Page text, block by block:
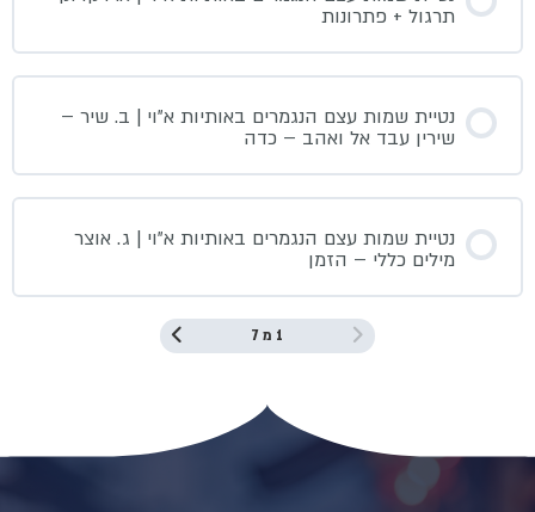
תרגול + פתרונות
נטיית שמות עצם הנגמרים באותיות א”וי | ב. שיר –
שירין עבד אל ואהב – כדה
נטיית שמות עצם הנגמרים באותיות א”וי | ג. אוצר
מילים כללי – הזמן
1 מ 7